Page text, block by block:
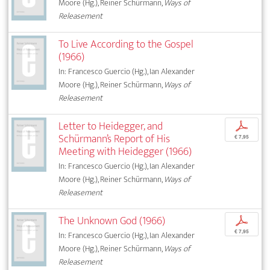
Releasement
To Live According to the Gospel
(1966)
In: Francesco Guercio (Hg.), Ian Alexander
Moore (Hg.), Reiner Schürmann,Ways of
Releasement
Letter to Heidegger, and
Schürmann’s Report of His
Meeting with Heidegger (1966)
In: Francesco Guercio (Hg.), Ian Alexander
Moore (Hg.), Reiner Schürmann,Ways of
Releasement
p
€ 7,95
The Unknown God (1966)
In: Francesco Guercio (Hg.), Ian Alexander
Moore (Hg.), Reiner Schürmann,Ways of
Releasement
p
€ 7,95